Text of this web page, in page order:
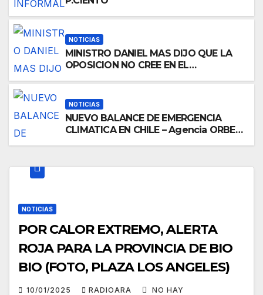
NOTICIAS
MINISTRO DANIEL MAS DIJO QUE LA
OPOSICION NO CREE EN EL
NOTICIAS
NUEVO BALANCE DE EMERGENCIA
CLIMATICA EN CHILE – Agencia ORBE
NOTICIAS
POR CALOR EXTREMO, ALERTA
ROJA PARA LA PROVINCIA DE BIO
BIO (FOTO, PLAZA LOS ANGELES)
10/01/2025 RADIOARA NO HAY